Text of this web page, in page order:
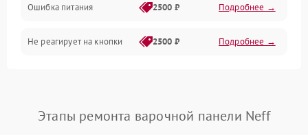
Ошибка питания 2500 ₽ Подробнее →
Не реагирует на кнопки 2500 ₽ Подробнее →
Этапы ремонта варочной панели Neff